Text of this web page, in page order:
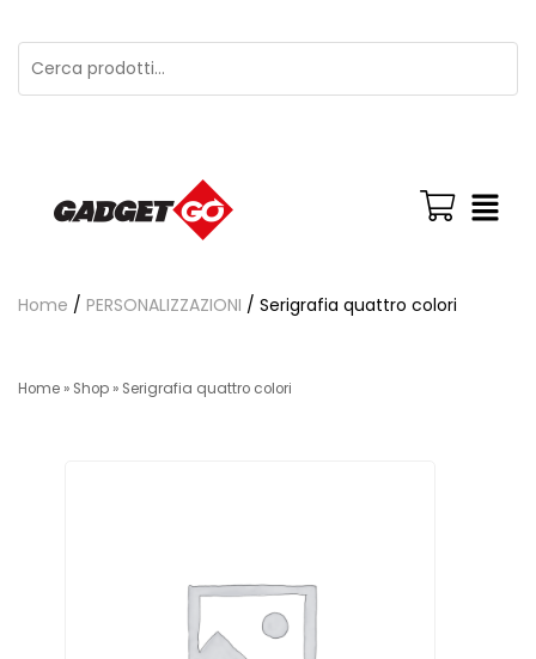
Home / PERSONALIZZAZIONI / Serigrafia quattro colori
Home » Shop » Serigrafia quattro colori